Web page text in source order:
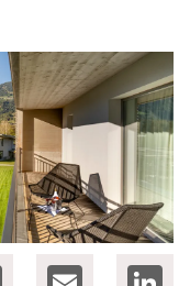
WhatsAppEmail